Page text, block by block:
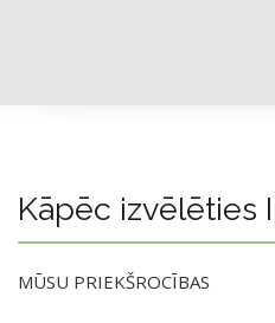
Kāpēc izvēlēties
MŪSU PRIEKŠROCĪBAS